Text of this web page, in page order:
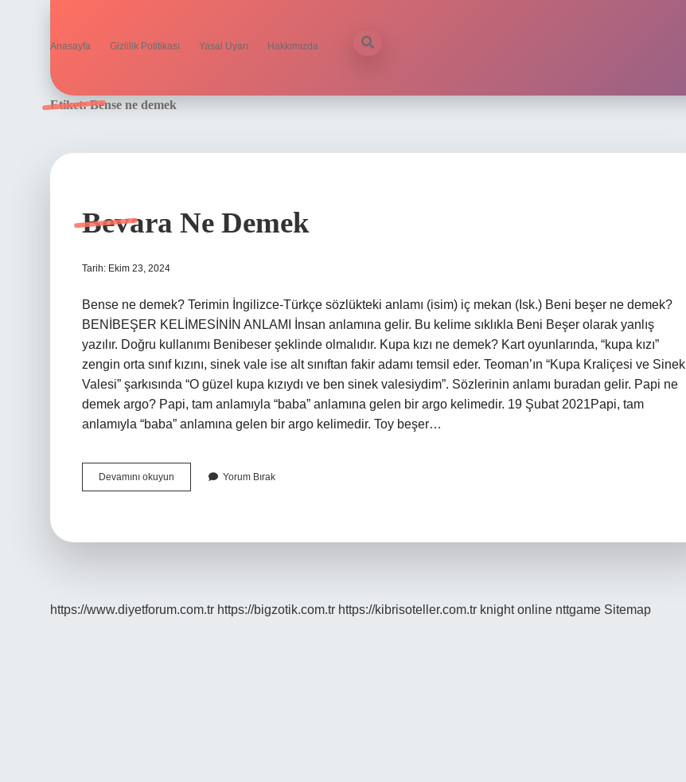
Anasayfa Gizlilik Politikası Yasal Uyarı Hakkımızda
Etiket:Bense ne demek
Bevara Ne Demek
Tarih: Ekim 23, 2024
Bense ne demek? Terimin İngilizce-Türkçe sözlükteki anlamı (isim) iç mekan (Isk.) Beni beşer ne demek?
BENİBEŞER KELİMESİNİN ANLAMI İnsan anlamına gelir. Bu kelime sıklıkla Beni Beşer olarak yanlış
yazılır. Doğru kullanımı Benibeser şeklinde olmalıdır. Kupa kızı ne demek? Kart oyunlarında, “kupa kızı”
zengin orta sınıf kızını, sinek vale ise alt sınıftan fakir adamı temsil eder. Teoman’ın “Kupa Kraliçesi ve Sinek
Valesi” şarkısında “O güzel kupa kızıydı ve ben sinek valesiydim”. Sözlerinin anlamı buradan gelir. Papi ne
demek argo? Papi, tam anlamıyla “baba” anlamına gelen bir argo kelimedir. 19 Şubat 2021Papi, tam
anlamıyla “baba” anlamına gelen bir argo kelimedir. Toy beşer…
Devamını okuyun
Ne
Yorum Bırak
https://www.diyetforum.com.tr https://bigzotik.com.tr https://kibrisoteller.com.tr knight online nttgame Sitemap